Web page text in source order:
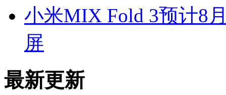
小米MIX Fold 3预计8
屏
最新更新